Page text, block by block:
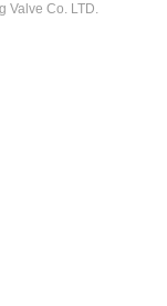
Valve Co. LTD.